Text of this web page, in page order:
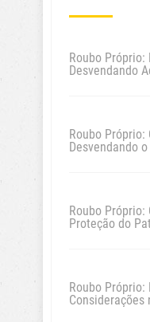
Roubo
Desvendando
Roubo
Desvendando
Roubo
Proteção do
Roubo
Considerações